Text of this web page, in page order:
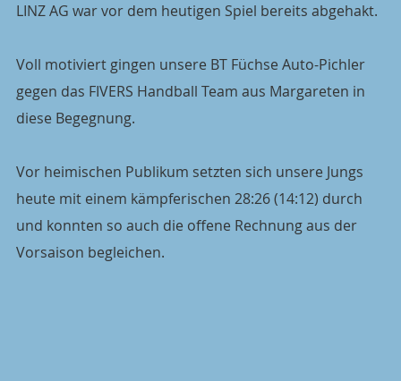
LINZ AG war vor dem heutigen Spiel bereits abgehakt.
Voll motiviert gingen unsere BT Füchse Auto-Pichler
gegen das FIVERS Handball Team aus Margareten in
diese Begegnung.
Vor heimischen Publikum setzten sich unsere Jungs
heute mit einem kämpferischen 28:26 (14:12) durch
und konnten so auch die offene Rechnung aus der
Vorsaison begleichen.